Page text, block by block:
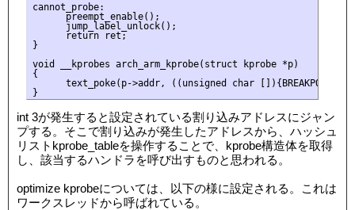
cannot_probe:
      preempt_enable();
      jump_label_unlock();
      return ret;
}
void __kprobes arch_arm_kprobe(struct kprobe *p)
{
text_poke(p->addr, ((unsigned char
int 3が発生すると設定されている割り込みアドレスにジャン
プする。そこで割り込みが発生したアドレスから、ハッシュ
リストkprobe_tableを操作することで、kprobe構造体を取得
し、該当するハンドラを呼び出すものと思われる。
optimize kprobeについては、以下の様に設定される。これは
ワークスレッドから呼ばれている。